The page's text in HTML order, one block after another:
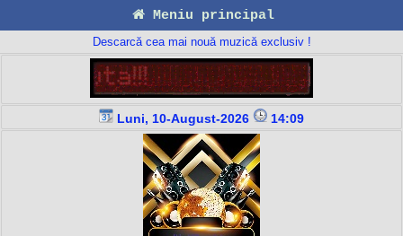
Meniu principal
Descarcă cea mai nouă muzică exclusiv !
Luni, 10-August-2026 14:09